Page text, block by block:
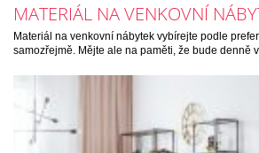
MATERIÁL NA VENKOVNÍ
Materiál na venkovní nábytek vybírejte podle
samozřejmě. Mějte ale na paměti, že bude denně